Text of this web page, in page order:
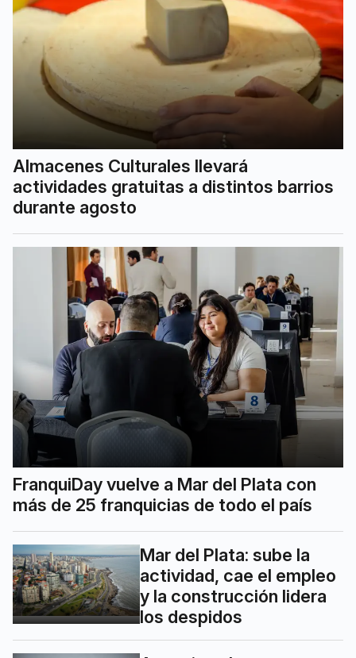
Almacenes Culturales llevará
actividades gratuitas a distintos barrios
durante agosto
FranquiDay vuelve a Mar del Plata con
más de 25 franquicias de todo el país
Mar del Plata: sube la
actividad, cae el empleo
y la construcción lidera
los despidos